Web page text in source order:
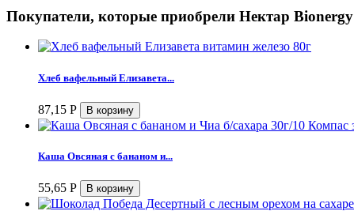
Покупатели, которые приобрели Нектар
Хлеб вафельный Елизавета...
87,15 Р
Каша Овсяная с бананом и...
55,65 Р